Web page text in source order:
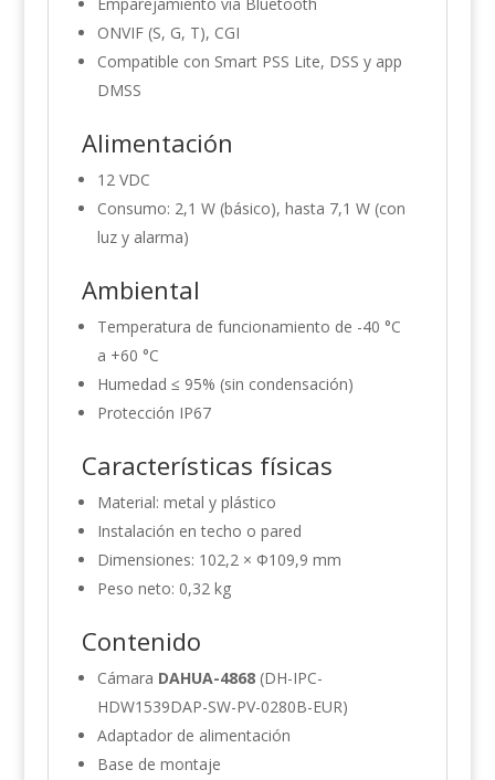
ONVIF (S, G, T), CGI
Compatible con Smart PSS Lite, DSS y app
DMSS
Alimentación
12 VDC
Consumo: 2,1 W (básico), hasta 7,1 W (con
luz y alarma)
Ambiental
Temperatura de funcionamiento de -40 °C
a +60 °C
Humedad ≤ 95% (sin condensación)
Protección IP67
Características físicas
Material: metal y plástico
Instalación en techo o pared
Dimensiones: 102,2 × Φ109,9 mm
Peso neto: 0,32 kg
Contenido
Cámara DAHUA-4868(DH-IPC-
HDW1539DAP-SW-PV-0280B-EUR)
Adaptador de alimentación
Base de montaje